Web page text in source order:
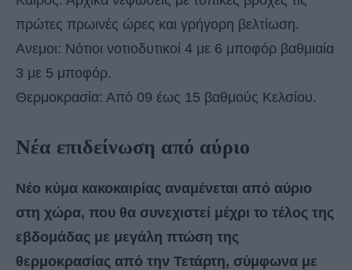
πρώτες πρωινές ώρες και γρήγορη βελτίωση.
Ανεμοι: Νότιοι νοτιοδυτικοί 4 με 6 μποφόρ βαθμιαία
3 με 5 μποφόρ.
Θερμοκρασία: Από 09 έως 15 βαθμούς Κελσίου.
Νέα επιδείνωση από αύριο
Νέο κύμα κακοκαιρίας αναμένεται από αύριο
στη χώρα, που θα συνεχιστεί μέχρι το τέλος της
εβδομάδας με μεγάλη πτώση της
θερμοκρασίας από την Τετάρτη, σύμφωνα με